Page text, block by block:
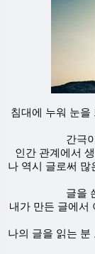
침대에 누워 눈을
간극
인간 관계에서
나 역시 글로써
글을
내가 만든 글에서
나의 글을 읽는